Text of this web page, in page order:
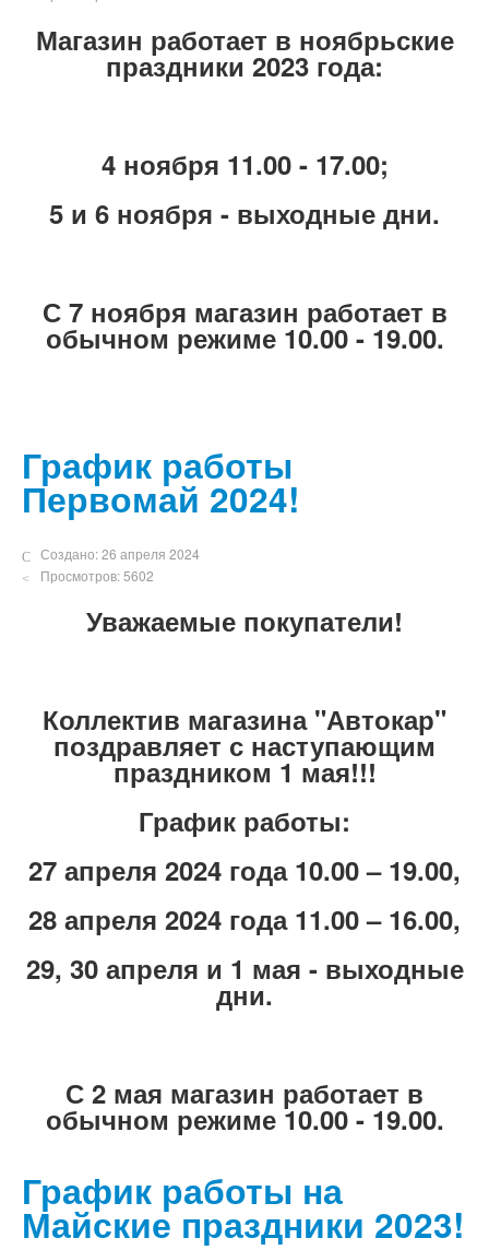
Магазин работает в ноябрьские
праздники 2023 года:
4 ноября 11.00 - 17.00;
5 и 6 ноября - выходные дни.
С 7 ноября магазин работает в
обычном режиме 10.00 - 19.00.
График работы
Первомай 2024!
Создано: 26 апреля 2024
Просмотров: 5602
Уважаемые покупатели!
Коллектив магазина "Автокар"
поздравляет с наступающим
праздником 1 мая!!!
График работы:
27 апреля 2024 года 10.00 – 19.00,
28 апреля 2024 года 11.00 – 16.00,
29, 30 апреля и 1 мая - выходные
дни.
С 2 мая магазин работает в
обычном режиме 10.00 - 19.00.
График работы на
Майские праздники 2023!